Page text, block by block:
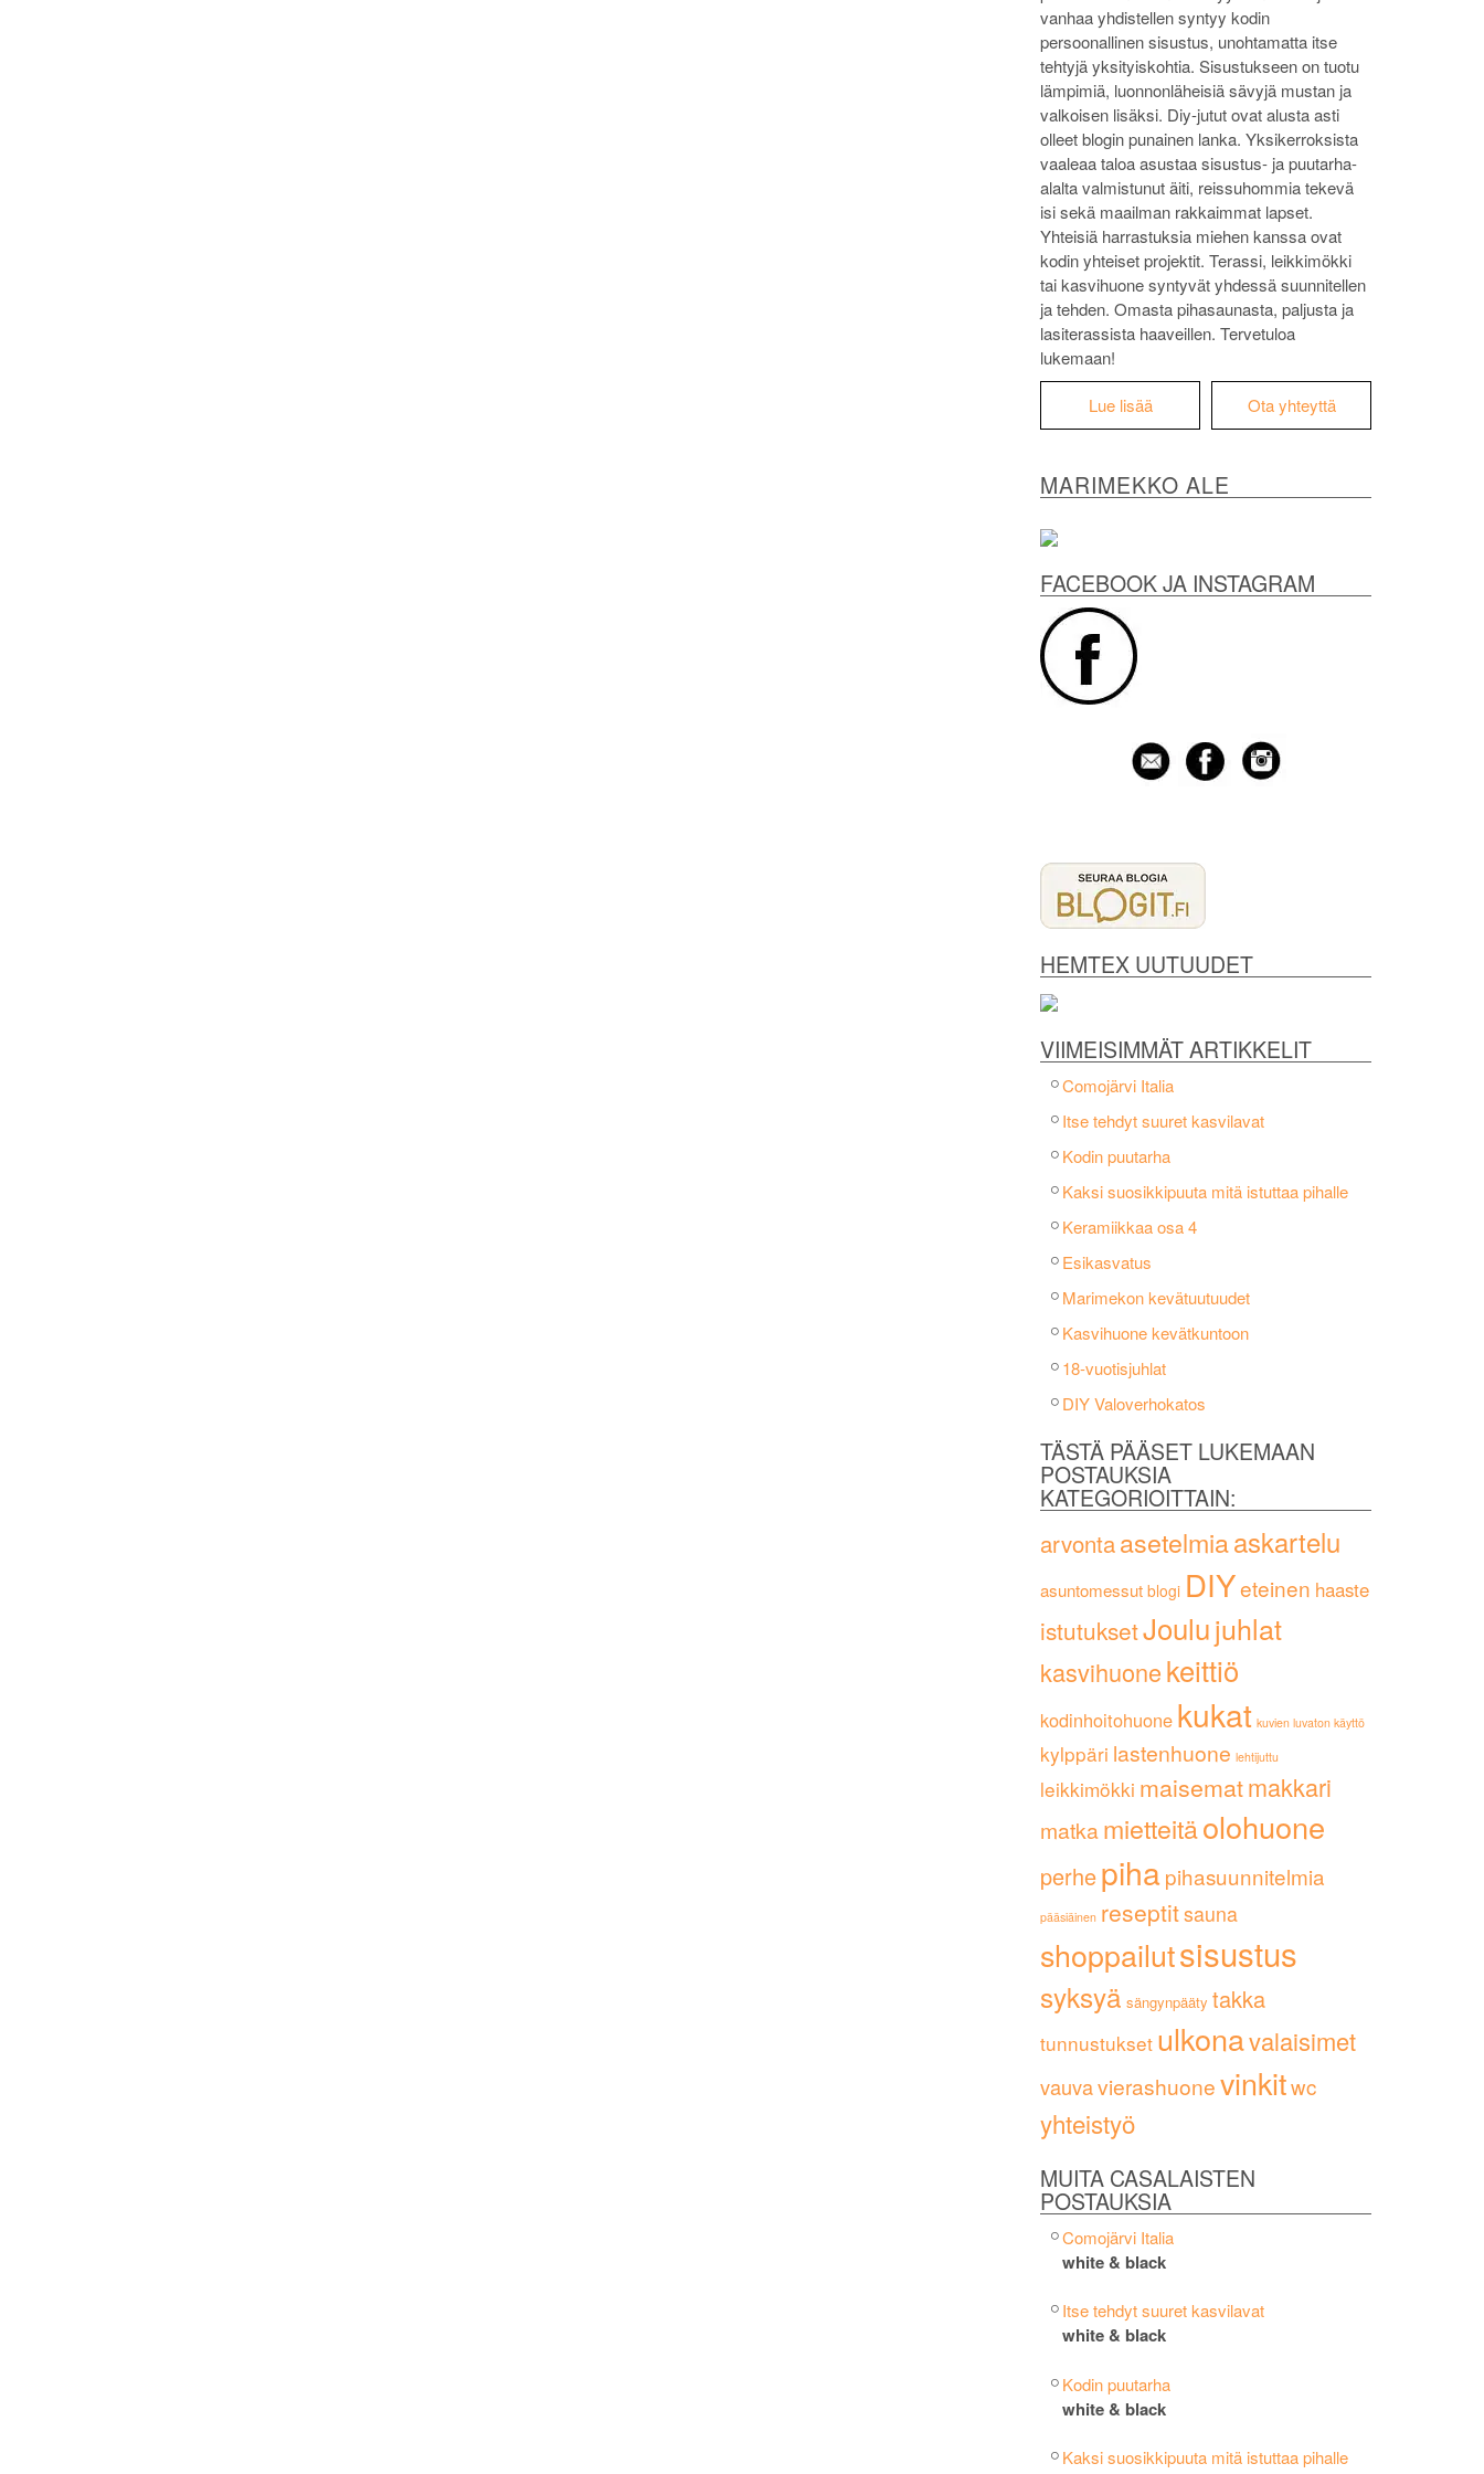
vanhaa yhdistellen syntyy kodin
persoonallinen sisustus, unohtamatta itse
tehtyjä yksityiskohtia. Sisustukseen on tuotu
lämpimiä, luonnonläheisiä sävyjä mustan ja
valkoisen lisäksi. Diy-jutut ovat alusta asti
olleet blogin punainen lanka. Yksikerroksista
vaaleaa taloa asustaa sisustus- ja puutarha-
alalta valmistunut äiti, reissuhommia tekevä
isi sekä maailman rakkaimmat lapset.
Yhteisiä harrastuksia miehen kanssa ovat
kodin yhteiset projektit. Terassi, leikkimökki
tai kasvihuone syntyvät yhdessä suunnitellen
ja tehden. Omasta pihasaunasta, paljusta ja
lasiterassista haaveillen. Tervetuloa
lukemaan!
Lue lisää Ota yhteyttä
MARIMEKKO ALE
FACEBOOK JA INSTAGRAM
HEMTEX UUTUUDET
VIIMEISIMMÄT ARTIKKELIT
Comojärvi Italia
Itse tehdyt suuret kasvilavat
Kodin puutarha
Kaksi suosikkipuuta mitä istuttaa pihalle
Keramiikkaa osa 4
Esikasvatus
Marimekon kevätuutuudet
Kasvihuone kevätkuntoon
18-vuotisjuhlat
DIY Valoverhokatos
TÄSTÄ PÄÄSET LUKEMAAN
POSTAUKSIA
KATEGORIOITTAIN:
arvontaasetelmiaaskartelu
asuntomessut blogi DIYeteinen haaste
istutuksetJoulujuhlat
kasvihuonekeittiö
kodinhoitohuone kukat kuvien luvaton käyttö
kylppäri lastenhuone lehtijuttu
leikkimökki maisematmakkari
matkamietteitäolohuone
perhepihapihasuunnitelmia
pääsiäinen reseptitsauna
shoppailutsisustus
syksyä sängynpääty takka
tunnustukset ulkonavalaisimet
vauvavierashuonevinkitwc
yhteistyö
MUITA CASALAISTEN
POSTAUKSIA
Comojärvi Italia
white & black
Itse tehdyt suuret kasvilavat
white & black
Kodin puutarha
white & black
Kaksi suosikkipuuta mitä istuttaa pihalle